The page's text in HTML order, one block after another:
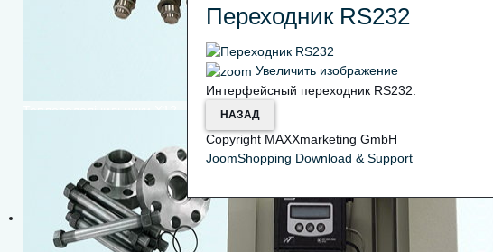
Тепловодолічильники Х12
Переходник RS232
Увеличить изображение
Интерфейсный переходник RS232.
Copyright MAXXmarketing GmbH
JoomShopping Download & Support